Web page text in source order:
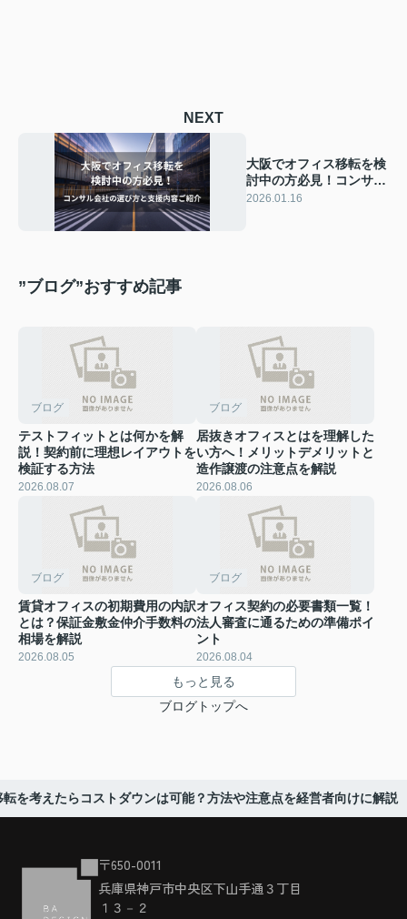
NEXT
大阪でオフィス移転を検
討中の方必見！コンサル
ティング会社の選び方と
2026.01.16
”ブログ”おすすめ記事
ブログ
テストフィットとは何かを解
説！契約前に理想レイアウトを
検証する方法
2026.08.07
ブログ
居抜きオフィスとはを理解した
い方へ！メリットデメリットと
造作譲渡の注意点を解説
2026.08.06
ブログ
賃貸オフィスの初期費用の内訳
とは？保証金敷金仲介手数料の
相場を解説
2026.08.05
ブログ
オフィス契約の必要書類一覧！
法人審査に通るための準備ポイ
ント
2026.08.04
もっと見る
ブログトップへ
を考えたらコストダウンは可能？方法や注意点を経営者向けに解説
〒650-0011
兵庫県神戸市中央区下山手通３丁目
１３－２